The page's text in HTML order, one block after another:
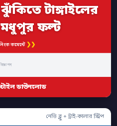
টাঙ্গাইলের
ফল্ট
কমেন্টে ❯❯
ডাউনলোড
নেভি ব্লু + ট্রাই-কালার স্ট্রিপ